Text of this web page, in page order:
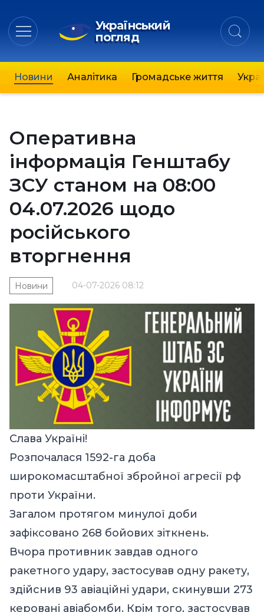
Український
погляд
Новини Аналітика Громадське життя
Оперативна
інформація Генштабу
ЗСУ станом на 08:00
04.07.2026 щодо
російського
вторгнення
04-07-2026 08:12
Новини
Слава Україні!
Розпочалася 1592-га доба
широкомасштабної збройної агресії рф
проти України.
Загалом протягом минулої доби
зафіксовано 268 бойових зіткнень.
Вчора противник завдав одного
ракетного удару, застосував одну ракету,
здійснив 93 авіаційні удари, скинувши 273
керовані авіабомби. Крім того, застосував